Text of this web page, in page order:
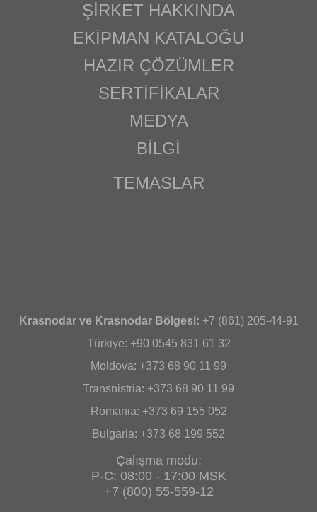
ŞIRKET HAKKINDA
EKIPMAN KATALOĞU
HAZIR ÇÖZÜMLER
SERTIFIKALAR
MEDYA
BILGI
TEMASLAR
Krasnodar ve Krasnodar Bölgesi: +7 (861) 205-44-91
Türkiye: +90 0545 831 61 32
Moldova: +373 68 90 11 99
Transnistria: +373 68 90 11 99
Romania: +373 69 155 052
Bulgaria: +373 68 199 552
Çalışma modu:
P-C: 08:00 - 17:00 MSK
+7 (800) 55-559-12